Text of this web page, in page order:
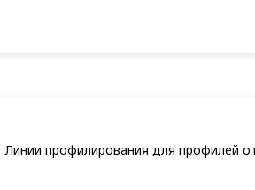
Линии профилирования для профилей